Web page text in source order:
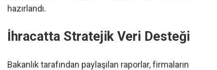
hazırlandı.
İhracatta Stratejik Veri Desteği
Bakanlık tarafından paylaşılan raporlar, firmaların